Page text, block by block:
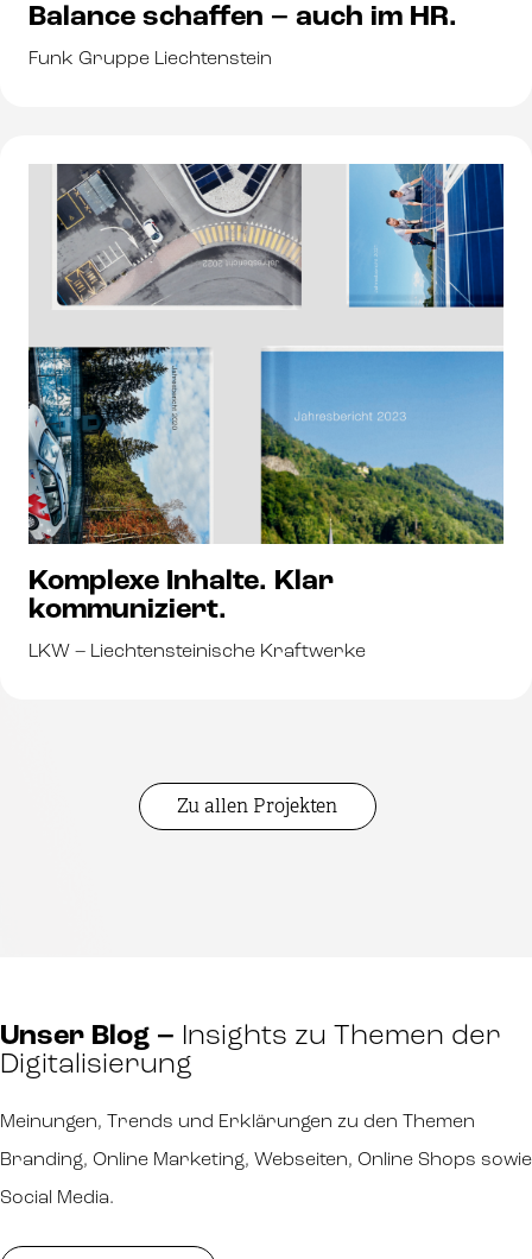
Balance schaffen – auch im HR.
Funk Gruppe Liechtenstein
Komplexe Inhalte. Klar
kommuniziert.
LKW – Liechtensteinische Kraftwerke
Zu allen Projekten
Unser Blog – Insights zu Themen der
Digitalisierung
Meinungen, Trends und Erklärungen zu den Themen
Branding, Online Marketing, Webseiten, Online Shops sowie
Social Media.